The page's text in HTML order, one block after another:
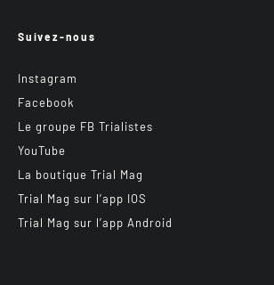
Suivez-nous
Instagram
Facebook
Le groupe FB Trialistes
YouTube
La boutique Trial Mag
Trial Mag sur l’app IOS
Trial Mag sur l’app Android